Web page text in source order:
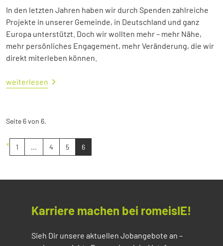
In den letzten Jahren haben wir durch Spenden zahlreiche
Projekte in unserer Gemeinde, in Deutschland und ganz
Europa unterstützt. Doch wir wollten mehr – mehr Nähe,
mehr persönliches Engagement, mehr Veränderung, die wir
direkt miterleben können.
weiterlesen
Seite 6 von 6.
« 1 ... 4 5 6
Karriere machen bei romeisIE!
Sieh Dir unsere aktuellen Jobangebote an –